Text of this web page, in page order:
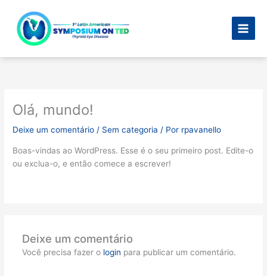
conteúdo
Olá, mundo!
Deixe um comentário / Sem categoria / Por rpavanello
Boas-vindas ao WordPress. Esse é o seu primeiro post. Edite-o
ou exclua-o, e então comece a escrever!
Deixe um comentário
Você precisa fazer o login para publicar um comentário.